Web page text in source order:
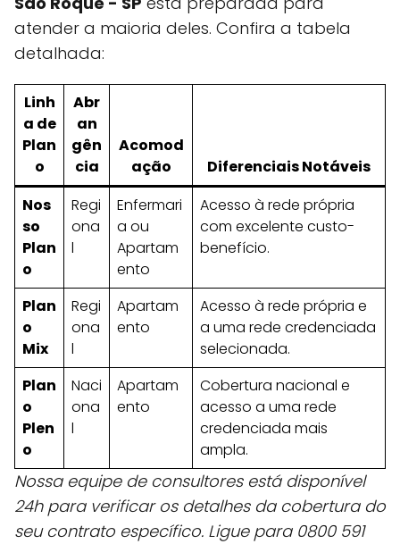
atender a maioria deles. Confira a tabela
detalhada:
Linh
a de
Plan
o
Abr
an
gên
cia
Acomod
ação
Diferenciais Notáveis
Nos
so
Plan
o
Regi
ona
l
Enfermari
a ou
Apartam
ento
Acesso à rede própria
com excelente custo-
benefício.
Plan
o
Mix
Regi
ona
l
Apartam
ento
Acesso à rede própria e
a uma rede credenciada
selecionada.
Plan
o
Plen
o
Naci
ona
l
Apartam
ento
Cobertura nacional e
acesso a uma rede
credenciada mais
ampla.
Nossa equipe de consultores está disponível
24h para verificar os detalhes da cobertura do
seu contrato específico. Ligue para 0800 591